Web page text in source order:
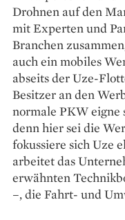
Drohnen auf den
mit Experten und
Branchen
auch ein mobiles
abseits der Uze-
Besitzer an den
normale PKW eigne
denn hier sei die
fokussiere sich Uze
arbeitet das
erwähnten
–, die Fahrt- und